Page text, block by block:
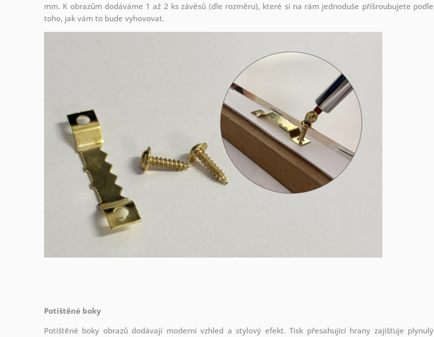
mm. K obrazům dodáváme 1 až 2 ks závěsů (dle rozměru), které si na rám jednoduše přišroubujete podle
toho, jak vám to bude vyhovovat.
Potištěné boky
Potištěné boky obrazů dodávají moderní vzhled a stylový efekt. Tisk přesahující hrany zajišťuje plynulý